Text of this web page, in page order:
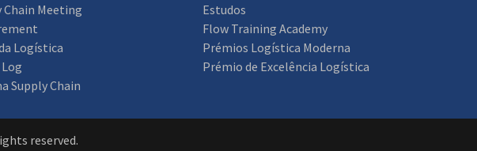
Chain Meeting
Logística
Supply Chain
Estudos
Flow Training Academy
Prémios Logística Moderna
Prémio de Excelência Logística
reserved.